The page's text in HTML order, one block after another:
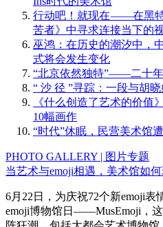
行动吧！就现在 ——在黑
苦者》中寻求连接当下的
巫鸿：在历史的潮汐中，
式将会发生变化
“北京依然独特”——二十
“ 沙 径 ”寻踪：一段与胡
《什么创造了艺术的价值
10幅画作
“时代”休眠，民营美术馆
PHOTO GALLERY | 图片专题
当艺术与emoji相遇，美术馆如
6月22日，为庆祝72个新emoji表
emoji博物馆日——MusEmoji，